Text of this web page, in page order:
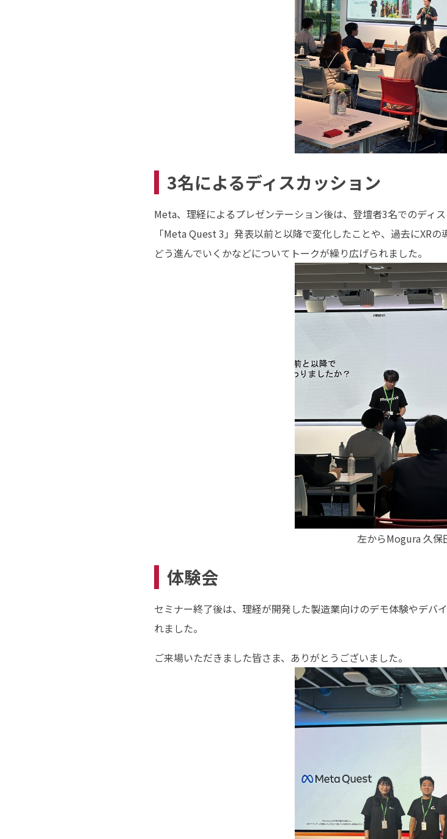
3名によるディスカッション
Meta、理経によるプレゼンテーション後は、登壇者3名でのディス
「Meta Quest 3」発表以前と以降で変化したことや、過去にXR
どう進んでいくかなどについてトークが繰り広げられました。
左からMogura 久保
体験会
セミナー終了後は、理経が開発した製造業向けのデモ体験やデ
れました。
ご来場いただきました皆さま、ありがとうございました。